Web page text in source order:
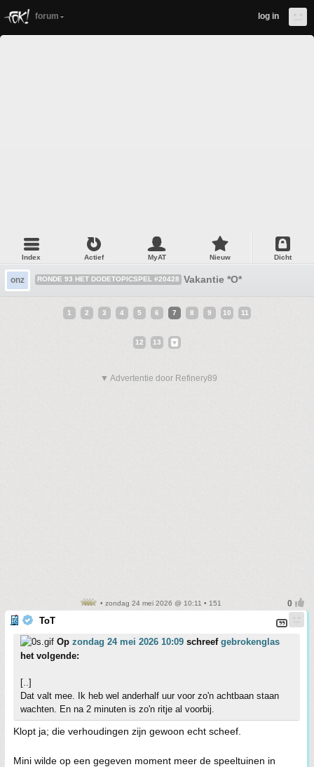
forum log in
Index Actief MyAT Nieuw Dicht
onz RONDE 93 HET DODETOPICSPEL #20428 Vakantie *O*
1 2 3 4 5 6 7 8 9 10 11
12 13
▼ Advertentie door Refinery89
• zondag 24 mei 2026 @ 10:11 • 151
ToT
Op zondag 24 mei 2026 10:09 schreef gebrokenglas
het volgende:
[..]
Dat valt mee. Ik heb wel anderhalf uur voor zo'n achtbaan staan
wachten. En na 2 minuten is zo'n ritje al voorbij.
Klopt ja; die verhoudingen zijn gewoon echt scheef.
Mini wilde op een gegeven moment meer de speeltuinen in